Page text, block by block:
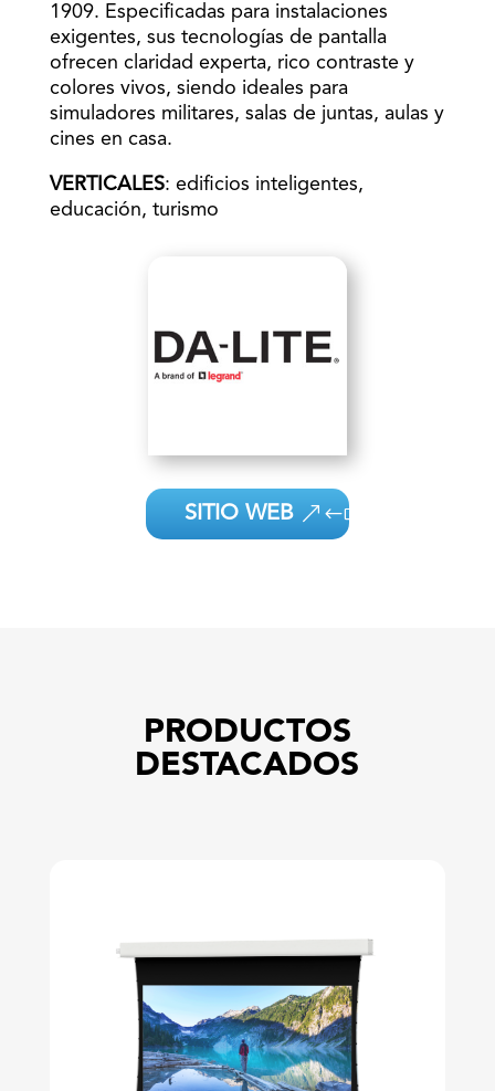
1909. Especificadas para instalaciones
exigentes, sus tecnologías de pantalla
ofrecen claridad experta, rico contraste y
colores vivos, siendo ideales para
simuladores militares, salas de juntas, aulas y
cines en casa.
VERTICALES: edificios inteligentes,
educación, turismo
SITIO WEB
PRODUCTOS
DESTACADOS